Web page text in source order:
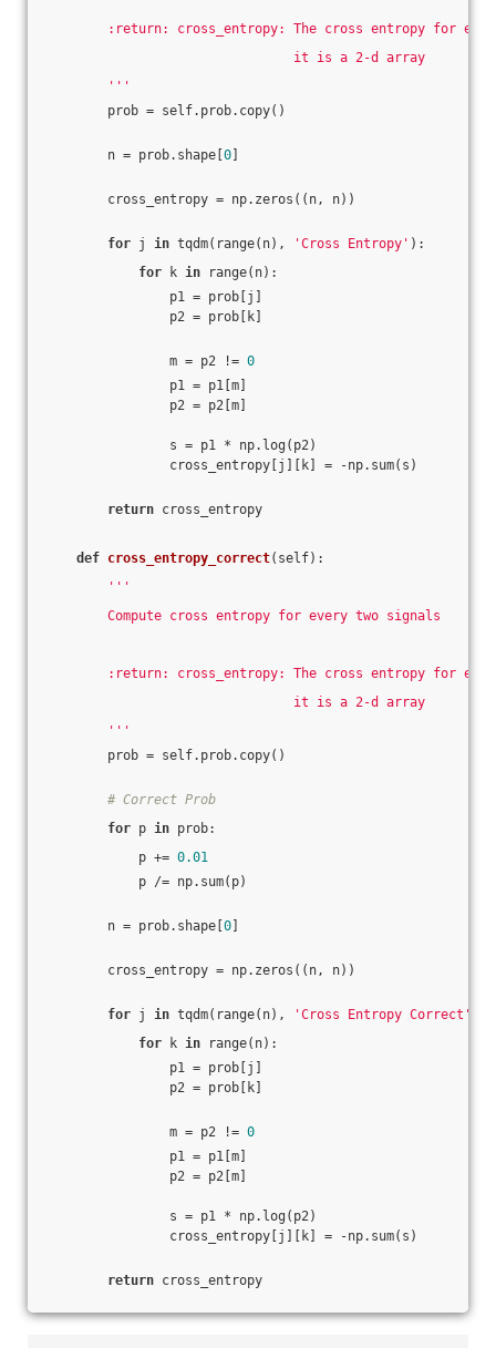
:return: cross_entropy: The cross entropy for
it is a 2-d array
'''
prob = self.prob.copy()
n = prob.shape[ 0
cross_entropy = np.zeros((n, n))
for j in tqdm(range(n), 'Cross Entropy' ):
for k in range(n):
p1 = prob[j]
p2 = prob[k]
m = p2 != 0
p1 = p1[m]
p2 = p2[m]
s = p1 * np.log(p2)
cross_entropy[j][k] = -np.sum(s)
return cross_entropy
def cross_entropy_correct(self) :
'''
Compute cross entropy for every two signals
:return: cross_entropy: The cross entropy for
it is a 2-d array
'''
prob = self.prob.copy()
# Correct Prob
for p in prob:
p += 0.01
p /= np.sum(p)
n = prob.shape[ 0
cross_entropy = np.zeros((n, n))
for j in tqdm(range(n), 'Cross Entropy Correct'
for k in range(n):
p1 = prob[j]
p2 = prob[k]
m = p2 != 0
p1 = p1[m]
p2 = p2[m]
s = p1 * np.log(p2)
cross_entropy[j][k] = -np.sum(s)
return cross_entropy